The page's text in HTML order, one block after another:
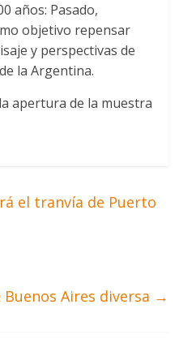
años: Pasado,
objetivo repensar
y perspectivas de
la Argentina.
apertura de la muestra
el tranvía de Puerto
Aires diversa →